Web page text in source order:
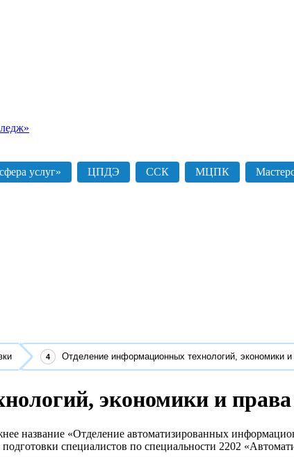
услуг» ЦПДЭ ССК МЦПК
Отделение информационных технологий, экономики и
экономики и права
название «Отделение автоматизированных
специалистов по специальности 2202